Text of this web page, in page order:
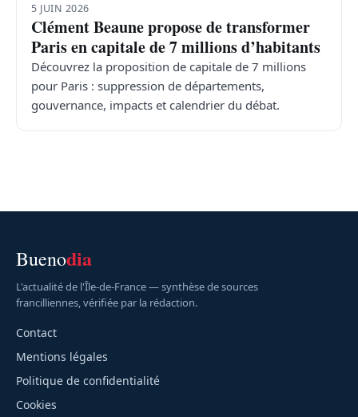
5 JUIN 2026
Clément Beaune propose de transformer
Paris en capitale de 7 millions d’habitants
Découvrez la proposition de capitale de 7 millions
pour Paris : suppression de départements,
gouvernance, impacts et calendrier du débat.
Buenodia
L'actualité de l'Île-de-France — synthèse de sources
francilliennes, vérifiée par la rédaction.
Contact
Mentions légales
Politique de confidentialité
Cookies